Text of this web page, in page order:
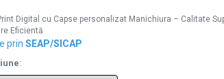
Digital cu Capse personalizat Manichiura – Calitate
Eficientă
prinSEAP/SICAP
: